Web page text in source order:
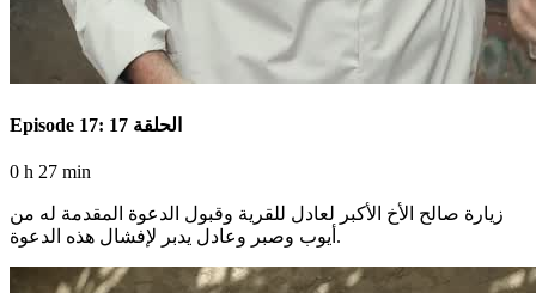
Episode 17: الحلقة 17
0 h 27 min
زيارة صالح الأخ الأكبر لعادل للقرية وقبول الدعوة المقدمة له من
أيوب وصبر وعادل يدبر لإفشال هذه الدعوة.